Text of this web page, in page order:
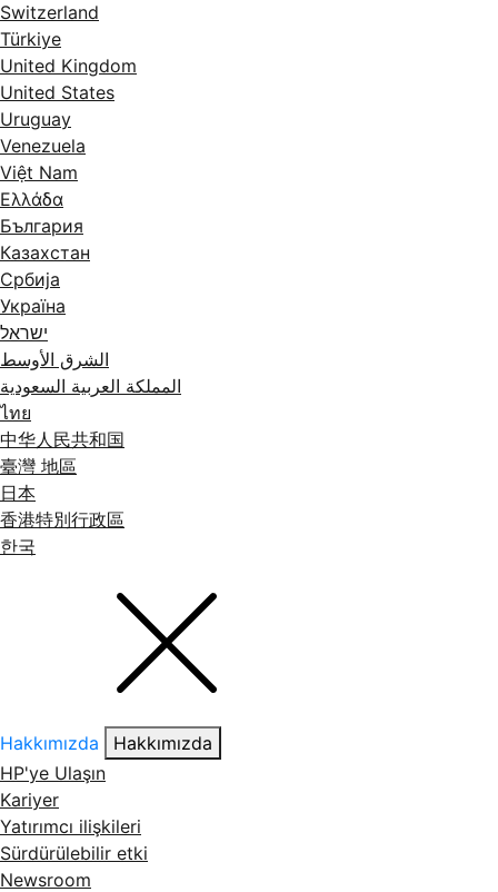
Switzerland
Türkiye
United Kingdom
United States
Uruguay
Venezuela
Việt Nam
Ελλάδα
България
Казахстан
Србија
Україна
ישראל
الشرق الأوسط
المملكة العربية السعودية
ไทย
中华人民共和国
臺灣 地區
日本
香港特別行政區
한국
Hakkımızda
Hakkımızda
HP'ye Ulaşın
Kariyer
Yatırımcı ilişkileri
Sürdürülebilir etki
Newsroom